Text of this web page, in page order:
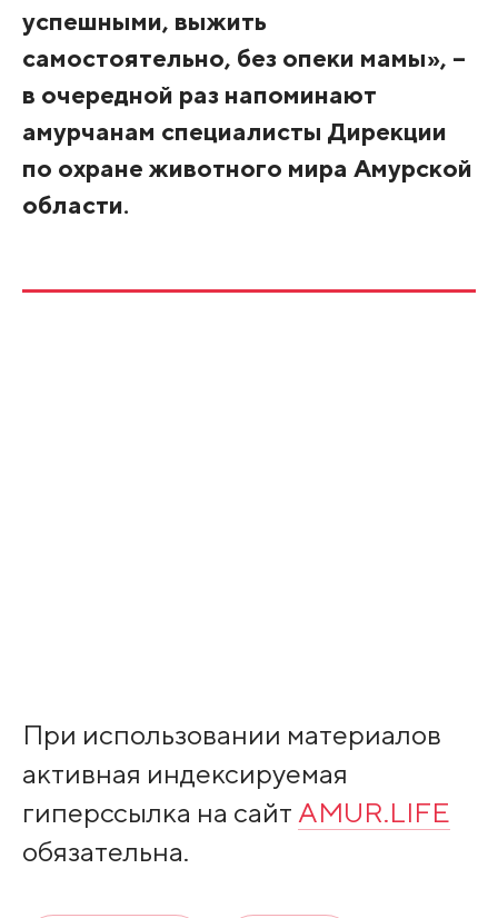
успешными, выжить
самостоятельно, без опеки мамы», –
в очередной раз напоминают
амурчанам специалисты Дирекции
по охране животного мира Амурской
области.
При использовании материалов
активная индексируемая
гиперссылка на сайт AMUR.LIFE
обязательна.